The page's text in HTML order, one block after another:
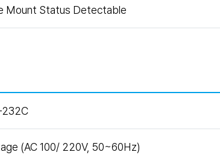
Mount Status Detectable
232C
(AC 100/ 220V, 50~60Hz)